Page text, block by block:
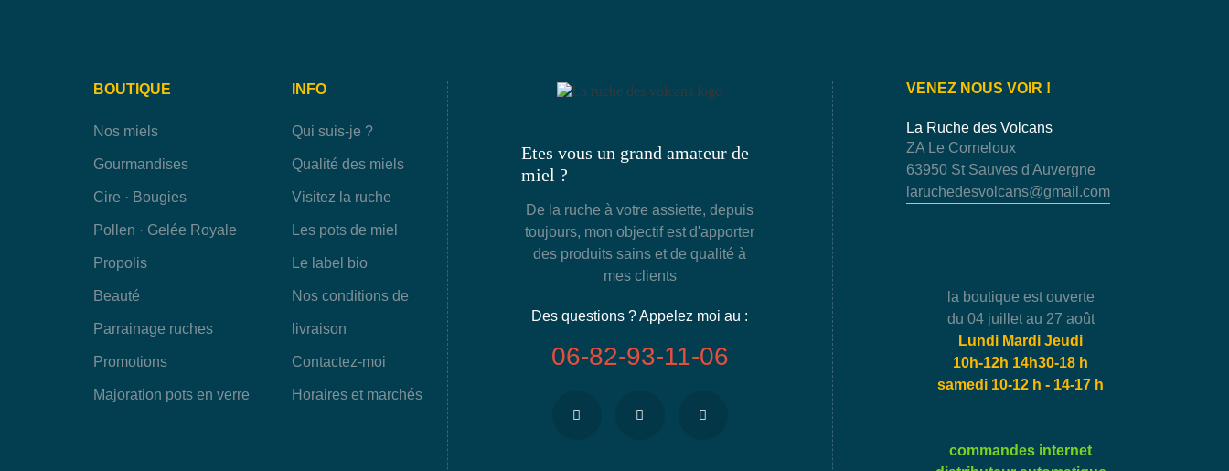
BOUTIQUE
Nos miels
Gourmandises
Cire · Bougies
Pollen · Gelée Royale
Propolis
Beauté
Parrainage ruches
Promotions
Majoration pots en verre
INFO
Qui suis-je ?
Qualité des miels
Visitez la ruche
Les pots de miel
Le label bio
Nos conditions de
livraison
Contactez-moi
Horaires et marchés
Etes vous un grand amateur de
miel ?
De la ruche à votre assiette, depuis
toujours, mon objectif est d'apporter
des produits sains et de qualité à
mes clients
Des questions ? Appelez moi au :
06-82-93-11-06
VENEZ NOUS VOIR !
La Ruche des Volcans
ZA Le Corneloux
63950 St Sauves d'Auvergne
laruchedesvolcans@gmail.com
la boutique est ouverte
du 04 juillet au 27 août
Lundi Mardi Jeudi
10h-12h 14h30-18 h
samedi 10-12 h - 14-17 h
commandes internet